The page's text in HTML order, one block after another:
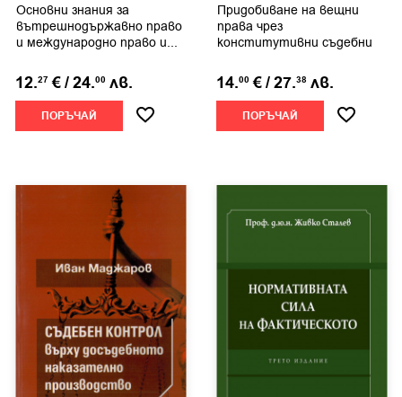
Основни знания за
вътрешнодържавно право
и международно право и...
12.27 €/24.00 лв.
ПОРЪЧАЙ
Придобиване на вещни
права чрез
конститутивни съдебни
14.00 €/27.38 лв.
ПОРЪЧАЙ